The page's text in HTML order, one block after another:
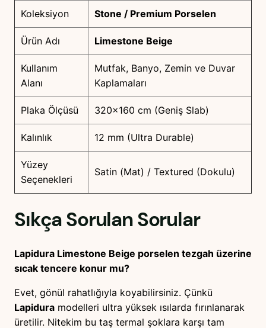
Koleksiyon Stone / Premium Porselen
Ürün Adı Limestone Beige
Kullanım
Alanı
Mutfak, Banyo, Zemin ve Duvar
Kaplamaları
Plaka Ölçüsü 320×160 cm (Geniş Slab)
Kalınlık 12 mm (Ultra Durable)
Yüzey
Seçenekleri
Satin (Mat) / Textured (Dokulu)
Sıkça Sorulan Sorular
Lapidura Limestone Beige porselen tezgah üzerine
sıcak tencere konur mu?
Evet, gönül rahatlığıyla koyabilirsiniz. Çünkü
Lapidura modelleri ultra yüksek ısılarda fırınlanarak
üretilir. Nitekim bu taş termal şoklara karşı tam